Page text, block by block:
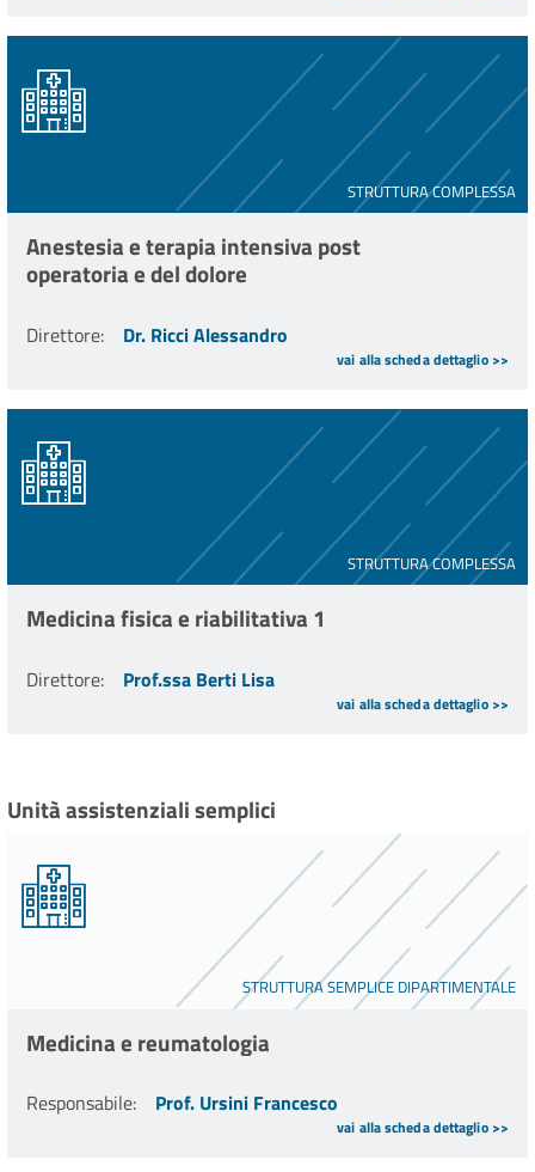
STRUTTURA COMPLESSA
Anestesia e terapia intensiva post
operatoria e del dolore
Direttore: Dr. Ricci Alessandro
vai alla scheda dettaglio >>
STRUTTURA COMPLESSA
Medicina fisica e riabilitativa 1
Direttore: Prof.ssa Berti Lisa
vai alla scheda dettaglio >>
Unità assistenziali semplici
STRUTTURA SEMPLICE DIPARTIMENTALE
Medicina e reumatologia
Responsabile: Prof. Ursini Francesco
vai alla scheda dettaglio >>